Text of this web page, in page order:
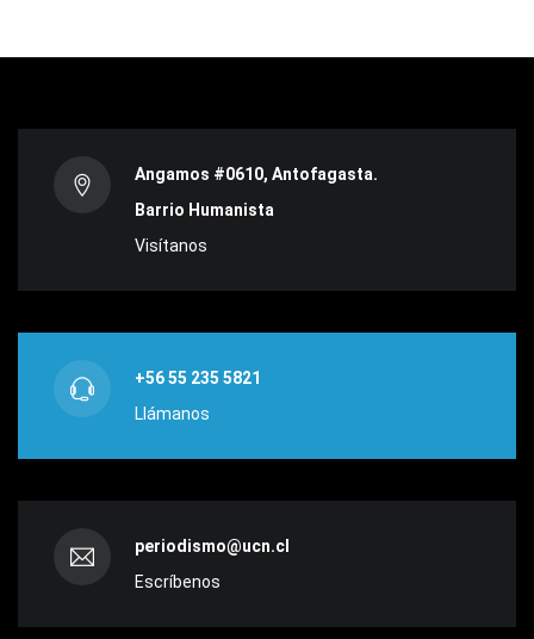
Angamos #0610, Antofagasta.
Barrio Humanista
Visítanos
+56 55 235 5821
Llámanos
periodismo@ucn.cl
Escríbenos